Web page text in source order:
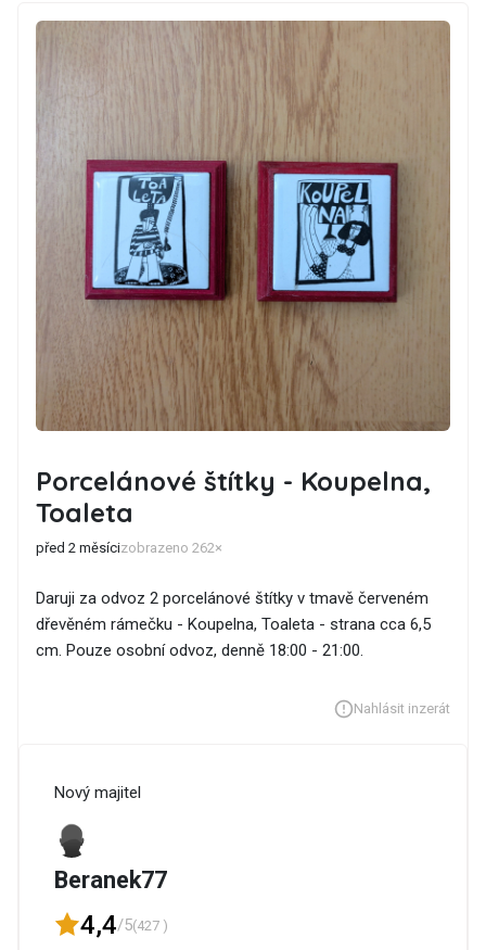
Porcelánové štítky - Koupelna,
Toaleta
před 2 měsícizobrazeno 262×
Daruji za odvoz 2 porcelánové štítky v tmavě červeném
dřevěném rámečku - Koupelna, Toaleta - strana cca 6,5
cm. Pouze osobní odvoz, denně 18:00 - 21:00.
Nahlásit inzerát
Nový majitel
Beranek77
4,4/5(427 )